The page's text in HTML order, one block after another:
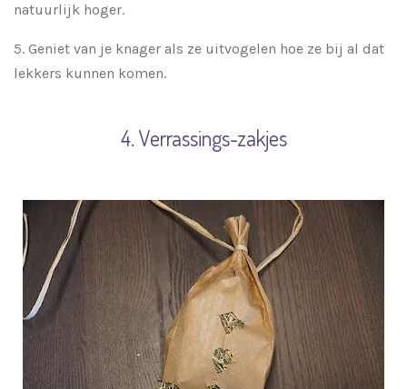
natuurlijk hoger.
5. Geniet van je knager als ze uitvogelen hoe ze bij al dat
lekkers kunnen komen.
4. Verrassings-zakjes